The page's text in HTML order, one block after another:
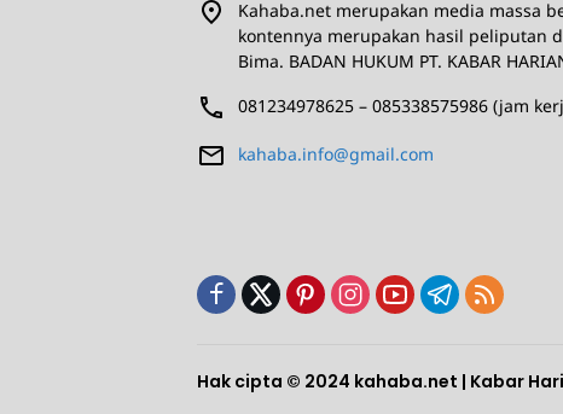
Kahaba.net merupakan media massa
kontennya merupakan hasil peliputan
Bima. BADAN HUKUM PT. KABAR
081234978625 – 085338575986 (jam
kahaba.info@gmail.com
Hak cipta © 2024 kahaba.net | Kabar